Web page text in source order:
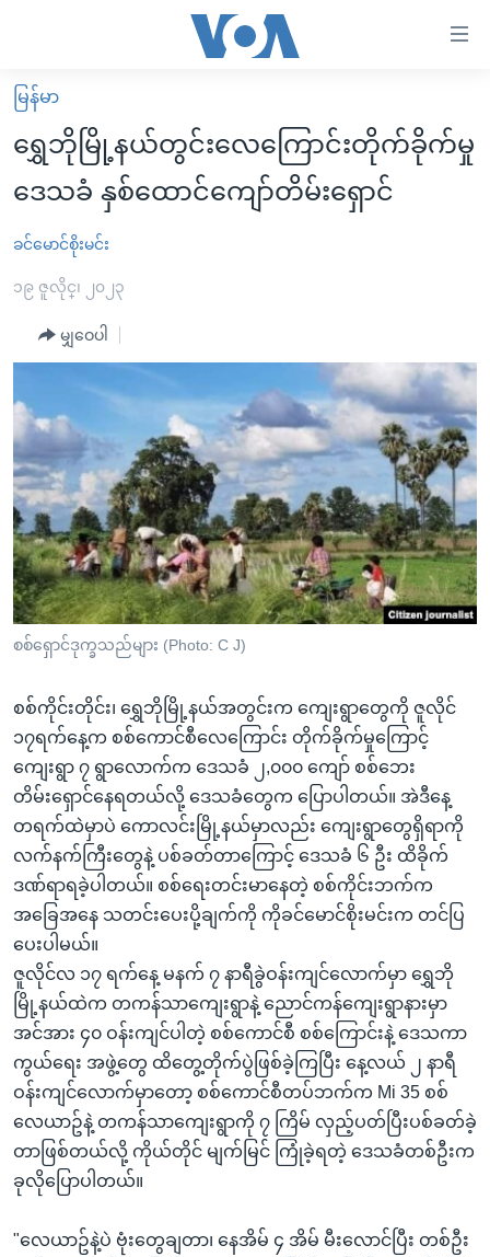
လွယ်ကူ
စေ
များ
ပင်မ
ကြည့်
ရန်
ပင်မ
အ
ညွန်း
စာမျက်နှာ
သို့
ကျော်
ကြည့်
ရှာဖွေ
ရန်
နေရာ
သို့
ကျော်
ရန်
မူလစာမျက်နှာ
မြန်မာ
ကမ္ဘာ့သတင်းများ
နိုင်ငံတကာ
အစ္စရေး-ပါလက်စတိုင်း
ဗွီဒီယို
အင်္ဂလိပ်စာလေ့လာမယ်
အမေရိကန်သုံးအီဒီယံ
မကြေးမုံရဲ့ အင်္ဂလိပ်စာ
ရုပ်ရှင်ထဲက အင်္ဂလိပ်စာ
သုတပဒေသာ အင်္ဂလိပ်စာ
အပတ်စဉ်ကဏ္ဍများ
ရေဒီယို
တီဗွီ
ရေဒီယိုနှင့်ရုပ်သံ အချက်အလက်များ
ရေဒီယို/တီဗွီအစီအစဉ်
Learning English
ဗွီအိုအေ လူမှုကွန်ယက်များ
ဘာသာစကားများ
မြန်မာ
ရွှေဘိုမြို့နယ်တွင်းလေကြောင်းတိုက်ခိုက်မှု
ဒေသခံ နှစ်ထောင်ကျော်တိမ်းရှောင်
ခင်မောင်စိုးမင်း
၁၉ ဇူလိုင္၊ ၂၀၂၃
မျှဝေပါ
စစ်ရှောင်ဒုက္ခသည်များ (Photo: C J)
စစ်ကိုင်းတိုင်း၊ ရွှေဘိုမြို့နယ်အတွင်းက ကျေးရွာတွေကို ဇူလိုင်
၁၇ရက်နေ့က စစ်ကောင်စီလေကြောင်း တိုက်ခိုက်မှုကြောင့်
ကျေးရွာ ၇ ရွာလောက်က ဒေသခံ ၂,၀၀၀ ကျော် စစ်ဘေး
တိမ်းရှောင်နေရတယ်လို့ ဒေသခံတွေက ပြောပါတယ်။ အဲဒီနေ့
တရက်ထဲမှာပဲ ကောလင်းမြို့နယ်မှာလည်း ကျေးရွာတွေရှိရာကို
လက်နက်ကြီးတွေနဲ့ ပစ်ခတ်တာကြောင့် ဒေသခံ ၆ ဦး ထိခိုက်
ဒဏ်ရာရခဲ့ပါတယ်။ စစ်ရေးတင်းမာနေတဲ့ စစ်ကိုင်းဘက်က
အခြေအနေ သတင်းပေးပို့ချက်ကို ကိုခင်မောင်စိုးမင်းက တင်ပြ
ပေးပါမယ်။
ဇူလိုင်လ ၁၇ ရက်နေ့ မနက် ၇ နာရီခွဲဝန်းကျင်လောက်မှာ ရွှေဘို
မြို့နယ်ထဲက တကန်သာကျေးရွာနဲ့ ညောင်ကန်ကျေးရွာနားမှာ
အင်အား ၄၀ ဝန်းကျင်ပါတဲ့ စစ်ကောင်စီ စစ်ကြောင်းနဲ့ ‌ဒေသကာ
ကွယ်‌ရေး အဖွဲ့တွေ ထိတွေ့တိုက်ပွဲဖြစ်ခဲ့ကြပြီး နေ့လယ် ၂ နာရီ
ဝန်းကျင်လောက်မှာတော့ စစ်ကောင်စီတပ်ဘက်က Mi 35 စစ်
လေယာဥ်နဲ့ တကန်သာကျေးရွာကို ၇ ကြိမ် လှည့်ပတ်ပြီးပစ်ခတ်ခဲ့
တာဖြစ်တယ်လို့ ကိုယ်တိုင် မျက်မြင် ကြုံခဲ့ရတဲ့ ဒေသခံတစ်ဦးက
ခုလိုပြောပါတယ်။
"လေယာဥ်နဲ့ပဲ ဗုံးတွေချတာ၊ နေအိမ် ၄ အိမ် မီးလောင်ပြီး တစ်ဦး